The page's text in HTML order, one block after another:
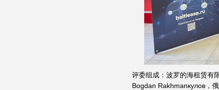
评委组成：波罗的海租赁有
Bogdan Rakhmanкулов，